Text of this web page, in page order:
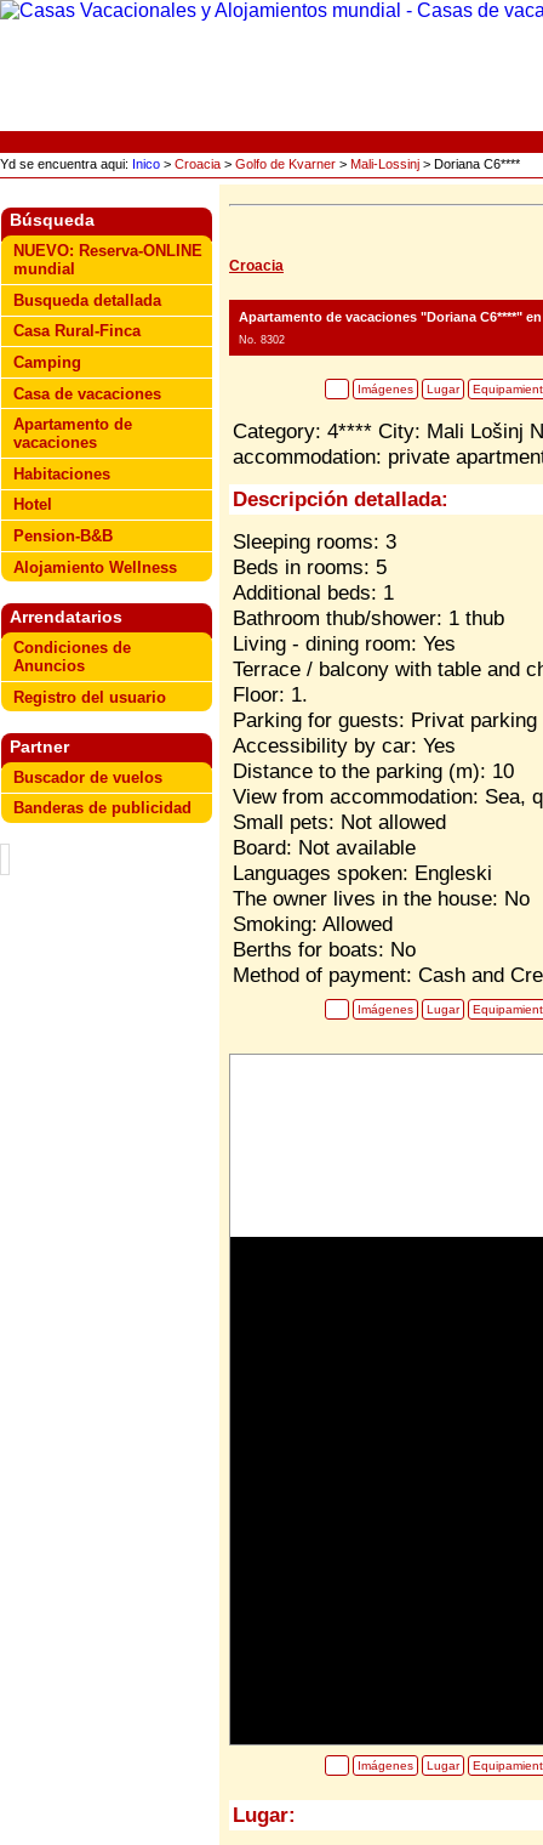
Yd se encuentra aqui: Inico > Croacia > Golfo de Kvarner > Mali-Lossinj > Doriana C6****
Búsqueda
NUEVO: Reserva-ONLINE
mundial
Busqueda detallada
Casa Rural-Finca
Camping
Casa de vacaciones
Apartamento de
vacaciones
Habitaciones
Hotel
Pension-B&B
Alojamiento Wellness
Arrendatarios
Condiciones de
Anuncios
Registro del usuario
Partner
Buscador de vuelos
Banderas de publicidad
Croacia
Apartamento de vacaciones "Doriana C6****"
No. 8302
Imágenes Lugar
Category: 4**** City: Mali Lošinj
accommodation: private
Descripción detallada:
Sleeping rooms: 3
Beds in rooms: 5
Additional beds: 1
Bathroom thub/shower: 1 thub
Living - dining room: Yes
Terrace / balcony with table and
Floor: 1.
Parking for guests: Privat parking
Accessibility by car: Yes
Distance to the parking (m): 10
View from accommodation: Sea,
Small pets: Not allowed
Board: Not available
Languages spoken: Engleski
The owner lives in the house: No
Smoking: Allowed
Berths for boats: No
Method of payment: Cash and
Imágenes Lugar
Imágenes Lugar
Lugar: